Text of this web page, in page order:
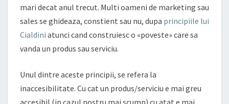
mari decat anul trecut. Multi oameni de marketing sau
sales se ghideaza, constient sau nu, dupa principiile lui
Cialdini atunci cand construiesc o «poveste» care sa
vanda un produs sau serviciu.
Unul dintre aceste principii, se refera la
inaccesibilitate. Cu cat un produs/serviciu e mai greu